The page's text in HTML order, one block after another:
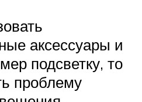
аксессуары и
подсветку, то
проблему